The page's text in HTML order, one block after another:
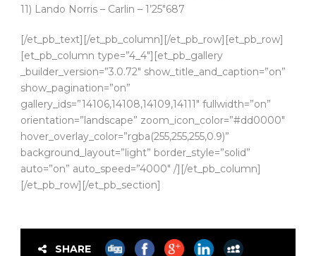
11) Lando Norris – Carlin – 1’25″687
[/et_pb_text][/et_pb_column][/et_pb_row][et_pb_row]
[et_pb_column type=”4_4″][et_pb_gallery
_builder_version=”3.0.72″ show_title_and_caption=”on”
show_pagination=”on”
gallery_ids=”14106,14108,14109,14111″ fullwidth=”on”
orientation=”landscape” zoom_icon_color=”#dd0000″
hover_overlay_color=”rgba(255,255,255,0.9)”
background_layout=”light” border_style=”solid”
auto=”on” auto_speed=”4000″ /][/et_pb_column]
[/et_pb_row][/et_pb_section]
SHARE